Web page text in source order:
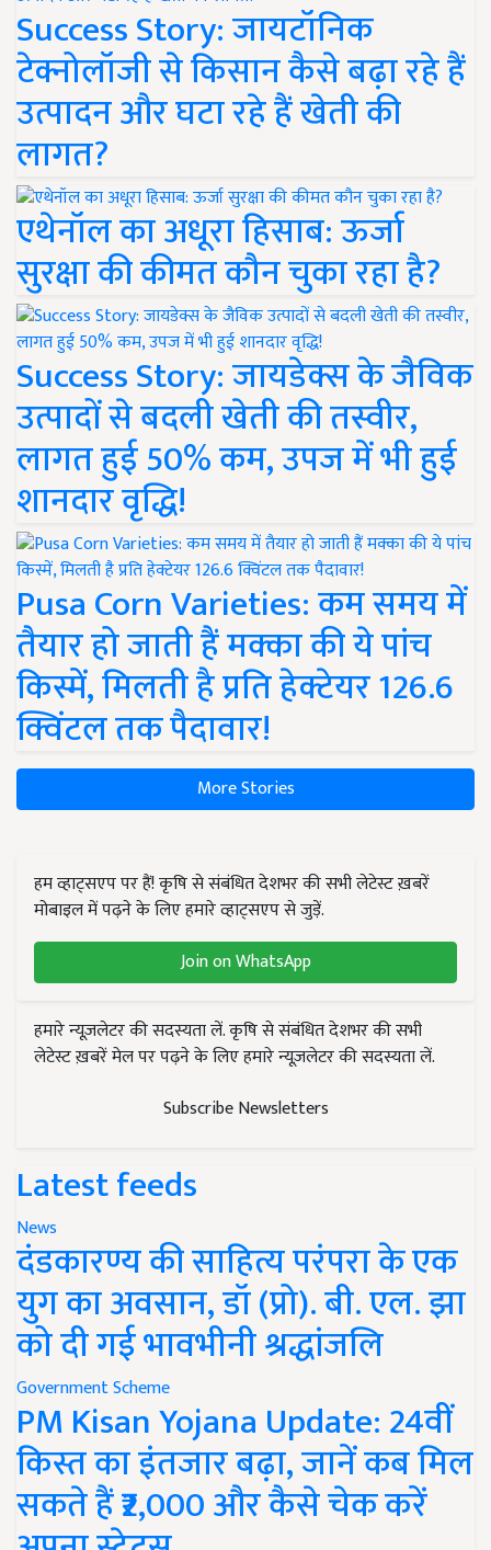
Success Story: जायटॉनिक
टेक्नोलॉजी से किसान कैसे बढ़ा रहे हैं
उत्पादन और घटा रहे हैं खेती की
लागत?
एथेनॉल का अधूरा हिसाब: ऊर्जा
सुरक्षा की कीमत कौन चुका रहा है?
Success Story: जायडेक्स के जैविक
उत्पादों से बदली खेती की तस्वीर,
लागत हुई 50% कम, उपज में भी हुई
शानदार वृद्धि!
Pusa Corn Varieties: कम समय में
तैयार हो जाती हैं मक्का की ये पांच
किस्में, मिलती है प्रति हेक्टेयर 126.6
क्विंटल तक पैदावार!
More Stories
हम व्हाट्सएप पर हैं! कृषि से संबंधित देशभर की सभी लेटेस्ट ख़बरें
मोबाइल में पढ़ने के लिए हमारे व्हाट्सएप से जुड़ें.
Join on WhatsApp
हमारे न्यूज़लेटर की सदस्यता लें. कृषि से संबंधित देशभर की सभी
लेटेस्ट ख़बरें मेल पर पढ़ने के लिए हमारे न्यूज़लेटर की सदस्यता लें.
Subscribe Newsletters
Latest feeds
News
दंडकारण्य की साहित्य परंपरा के एक
युग का अवसान, डॉ (प्रो). बी. एल. झा
को दी गई भावभीनी श्रद्धांजलि
Government Scheme
PM Kisan Yojana Update: 24वीं
किस्त का इंतजार बढ़ा, जानें कब मिल
सकते हैं ₹2,000 और कैसे चेक करें